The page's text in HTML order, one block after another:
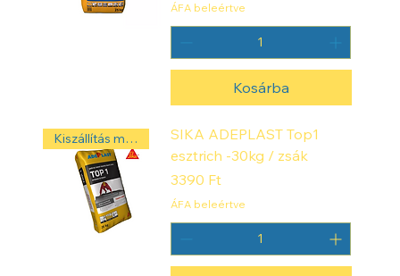
ÁFA beleértve
Kosárba
Kiszállítás másnap! ‼️
SIKA ADEPLAST Top1
esztrich -30kg / zsák
Ár
3390 Ft
ÁFA beleértve